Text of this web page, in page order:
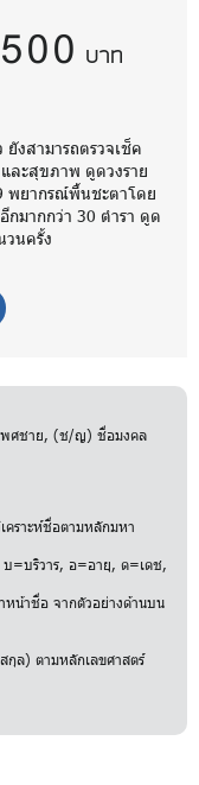
500 บาท
งสามารถตรวจเช็ค
ละสุขภาพ ดูดวงราย
พยากรณ์พื้นชะตาโดย
มากกว่า 30 ตำรา ดูด
นครั้ง
พศชาย, (ช/ญ) ชื่อมงคล
คราะห์ชื่อตามหลักมหา
=บริวาร, อ=อายุ, ด=เดช,
หน้าชื่อ จากตัวอย่างด้านบน
กุล) ตามหลักเลขศาสตร์